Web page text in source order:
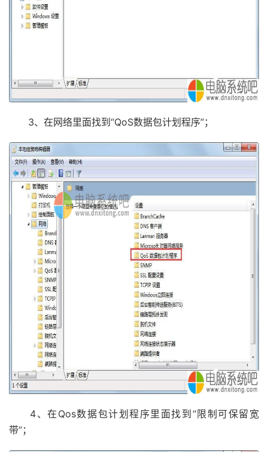
3、在网络里面找到“QoS数据包计划程序”；
4、在Qos数据包计划程序里面找到“限制可保留宽
带”；